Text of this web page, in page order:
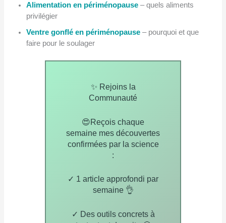
Alimentation en périménopause– quels aliments
privilégier
Ventre gonflé en périménopause– pourquoi et que
faire pour le soulager
✨ Rejoins la
Communauté
😍Reçois chaque
semaine mes découvertes
confirmées par la science
:
✓ 1 article approfondi par
semaine 👌
✓ Des outils concrets à